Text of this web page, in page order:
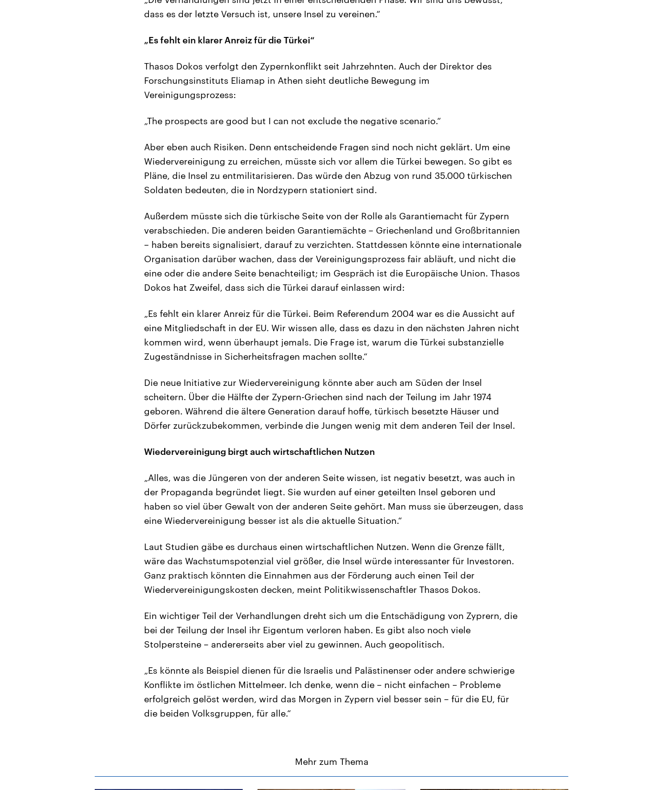
dass es der letzte Versuch ist, unsere Insel zu vereinen.“
„Es fehlt ein klarer Anreiz für die Türkei“
Thasos Dokos verfolgt den Zypernkonflikt seit Jahrzehnten. Auch der Direktor des
Forschungsinstituts Eliamap in Athen sieht deutliche Bewegung im
Vereinigungsprozess:
„The prospects are good but I can not exclude the negative scenario.“
Aber eben auch Risiken. Denn entscheidende Fragen sind noch nicht geklärt. Um eine
Wiedervereinigung zu erreichen, müsste sich vor allem die Türkei bewegen. So gibt es
Pläne, die Insel zu entmilitarisieren. Das würde den Abzug von rund 35.000 türkischen
Soldaten bedeuten, die in Nordzypern stationiert sind.
Außerdem müsste sich die türkische Seite von der Rolle als Garantiemacht für Zypern
verabschieden. Die anderen beiden Garantiemächte – Griechenland und Großbritannien
– haben bereits signalisiert, darauf zu verzichten. Stattdessen könnte eine internationale
Organisation darüber wachen, dass der Vereinigungsprozess fair abläuft, und nicht die
eine oder die andere Seite benachteiligt; im Gespräch ist die Europäische Union. Thasos
Dokos hat Zweifel, dass sich die Türkei darauf einlassen wird:
„Es fehlt ein klarer Anreiz für die Türkei. Beim Referendum 2004 war es die Aussicht auf
eine Mitgliedschaft in der EU. Wir wissen alle, dass es dazu in den nächsten Jahren nicht
kommen wird, wenn überhaupt jemals. Die Frage ist, warum die Türkei substanzielle
Zugeständnisse in Sicherheitsfragen machen sollte.“
Die neue Initiative zur Wiedervereinigung könnte aber auch am Süden der Insel
scheitern. Über die Hälfte der Zypern-Griechen sind nach der Teilung im Jahr 1974
geboren. Während die ältere Generation darauf hoffe, türkisch besetzte Häuser und
Dörfer zurückzubekommen, verbinde die Jungen wenig mit dem anderen Teil der Insel.
Wiedervereinigung birgt auch wirtschaftlichen Nutzen
„Alles, was die Jüngeren von der anderen Seite wissen, ist negativ besetzt, was auch in
der Propaganda begründet liegt. Sie wurden auf einer geteilten Insel geboren und
haben so viel über Gewalt von der anderen Seite gehört. Man muss sie überzeugen, dass
eine Wiedervereinigung besser ist als die aktuelle Situation.“
Laut Studien gäbe es durchaus einen wirtschaftlichen Nutzen. Wenn die Grenze fällt,
wäre das Wachstumspotenzial viel größer, die Insel würde interessanter für Investoren.
Ganz praktisch könnten die Einnahmen aus der Förderung auch einen Teil der
Wiedervereinigungskosten decken, meint Politikwissenschaftler Thasos Dokos.
Ein wichtiger Teil der Verhandlungen dreht sich um die Entschädigung von Zyprern, die
bei der Teilung der Insel ihr Eigentum verloren haben. Es gibt also noch viele
Stolpersteine – andererseits aber viel zu gewinnen. Auch geopolitisch.
„Es könnte als Beispiel dienen für die Israelis und Palästinenser oder andere schwierige
Konflikte im östlichen Mittelmeer. Ich denke, wenn die – nicht einfachen – Probleme
erfolgreich gelöst werden, wird das Morgen in Zypern viel besser sein – für die EU, für
die beiden Volksgruppen, für alle.“
Mehr zum Thema